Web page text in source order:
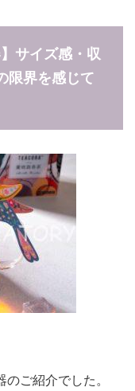
サイズ感・収
限界を感じて
ご紹介でした。